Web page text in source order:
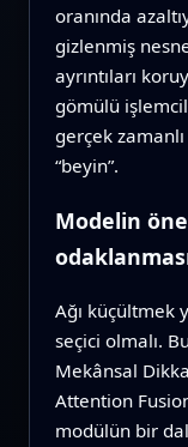
oranında
gizlenmiş
ayrıntıları
gömülü
gerçek
“beyin”.
Modelin
Ağı küçültmek
seçici olmalı.
Mekânsal
Attention
modülün bir